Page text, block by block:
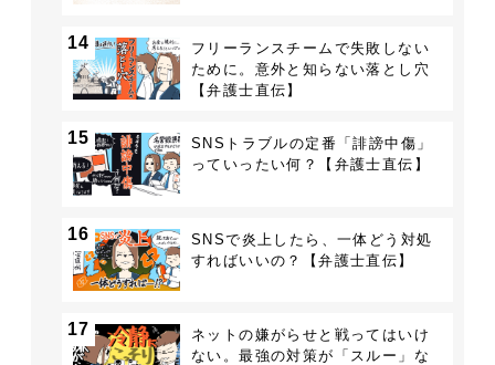
14
フリーランスチームで失敗しない
ために。意外と知らない落とし穴
【弁護士直伝】
15
SNSトラブルの定番「誹謗中傷」
っていったい何？【弁護士直伝】
16
SNSで炎上したら、一体どう対処
すればいいの？【弁護士直伝】
17
ネットの嫌がらせと戦ってはいけ
ない。最強の対策が「スルー」な